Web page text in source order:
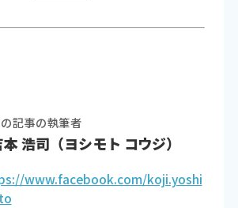
記事の執筆者
浩司（ヨシモト コウジ）
www.facebook.com/koji.yoshi